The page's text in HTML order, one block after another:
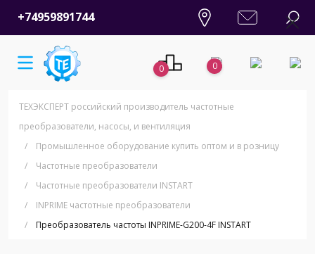
+74959891744
0 0
ТЕХЭКСПЕРТ российский производитель частотные
преобразователи, насосы, и вентиляция
/
Промышленное оборудование купить оптом и в розницу
/
Частотные преобразователи
/
Частотные преобразователи INSTART
/
INPRIME частотные преобразователи
/
Преобразователь частоты INPRIME-G200-4F INSTART